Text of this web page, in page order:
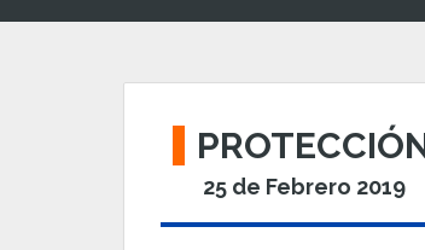
25 de Febrero 2019